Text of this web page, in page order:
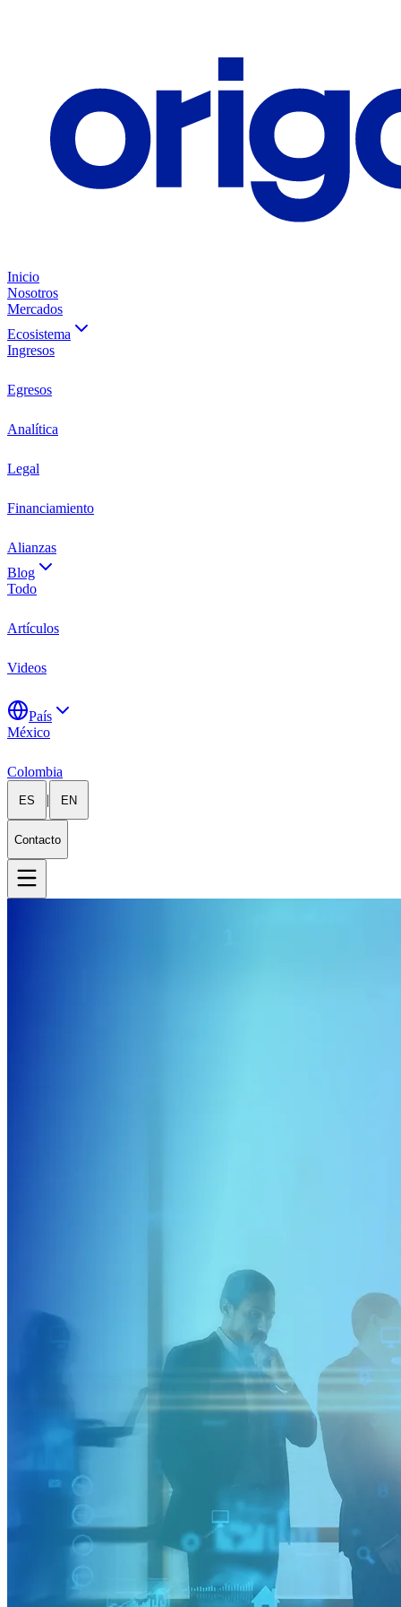
Inicio
Nosotros
Mercados
Ecosistema
Ingresos
Egresos
Analítica
Legal
Financiamiento
Alianzas
Blog
Todo
Artículos
Videos
País
México
Colombia
ES | EN
Contacto